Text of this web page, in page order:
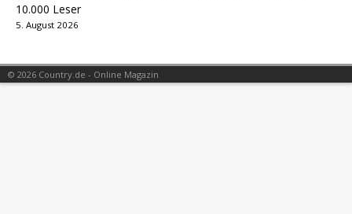
10.000 Leser
5. August 2026
© 2026 Country.de - Online Magazin